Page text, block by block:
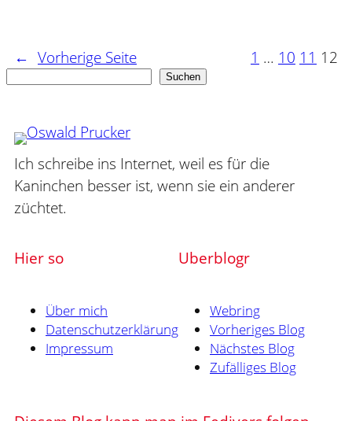
← Vorherige Seite 1 … 10 11 12
Suchen
Ich schreibe ins Internet, weil es für die
Kaninchen besser ist, wenn sie ein anderer
züchtet.
Hier so
Über mich
Datenschutzerklärung
Impressum
Uberblogr
Webring
Vorheriges Blog
Nächstes Blog
Zufälliges Blog